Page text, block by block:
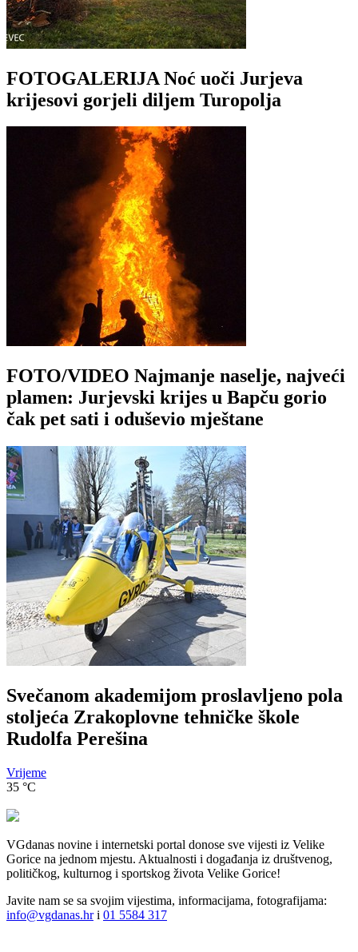
FOTOGALERIJA Noć uoči Jurjeva
krijesovi gorjeli diljem Turopolja
FOTO/VIDEO Najmanje naselje, najveći
plamen: Jurjevski krijes u Bapču gorio
čak pet sati i oduševio mještane
Svečanom akademijom proslavljeno pola
stoljeća Zrakoplovne tehničke škole
Rudolfa Perešina
Vrijeme
35 °C
VGdanas novine i internetski portal donose sve vijesti iz Velike
Gorice na jednom mjestu. Aktualnosti i događanja iz društvenog,
političkog, kulturnog i sportskog života Velike Gorice!
Javite nam se sa svojim vijestima, informacijama, fotografijama:
info@vgdanas.hri 01 5584 317